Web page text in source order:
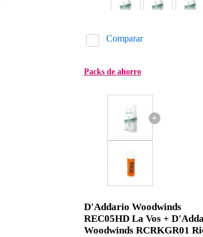
Comparar
Packs de ahorro
+
D'Addario Woodwinds
REC05HD La Vos +
Woodwinds RCRKGR01